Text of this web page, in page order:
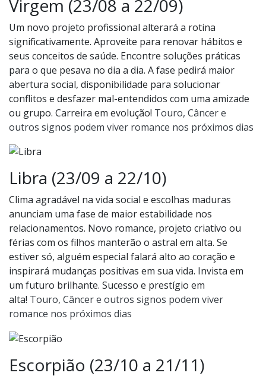
Virgem (23/08 a 22/09)
Um novo projeto profissional alterará a rotina
significativamente. Aproveite para renovar hábitos e
seus conceitos de saúde. Encontre soluções práticas
para o que pesava no dia a dia. A fase pedirá maior
abertura social, disponibilidade para solucionar
conflitos e desfazer mal-entendidos com uma amizade
ou grupo. Carreira em evolução! Touro, Câncer e
outros signos podem viver romance nos próximos dias
Libra (23/09 a 22/10)
Clima agradável na vida social e escolhas maduras
anunciam uma fase de maior estabilidade nos
relacionamentos. Novo romance, projeto criativo ou
férias com os filhos manterão o astral em alta. Se
estiver só, alguém especial falará alto ao coração e
inspirará mudanças positivas em sua vida. Invista em
um futuro brilhante. Sucesso e prestígio em
alta! Touro, Câncer e outros signos podem viver
romance nos próximos dias
Escorpião (23/10 a 21/11)